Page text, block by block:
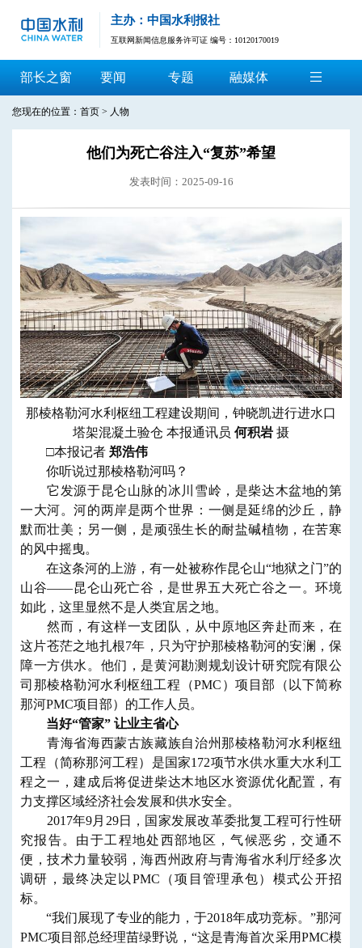
主办：中国水利报社
互联网新闻信息服务许可证 编号：10120170019
部长之窗 要闻 专题 融媒体
您现在的位置： 首页 > 人物
他们为死亡谷注入“复苏”希望
发表时间：2025-09-16
那棱格勒河水利枢纽工程建设期间，钟晓凯进行进水口
塔架混凝土验仓 本报通讯员 何积岩 摄
□本报记者 郑浩伟
你听说过那棱格勒河吗？
它发源于昆仑山脉的冰川雪岭，是柴达木盆地的第
一大河。河的两岸是两个世界：一侧是延绵的沙丘，静
默而壮美；另一侧，是顽强生长的耐盐碱植物，在苦寒
的风中摇曳。
在这条河的上游，有一处被称作昆仑山“地狱之门”的
山谷——昆仑山死亡谷，是世界五大死亡谷之一。环境
如此，这里显然不是人类宜居之地。
然而，有这样一支团队，从中原地区奔赴而来，在
这片苍茫之地扎根7年，只为守护那棱格勒河的安澜，保
障一方供水。他们，是黄河勘测规划设计研究院有限公
司那棱格勒河水利枢纽工程（PMC）项目部（以下简称
那河PMC项目部）的工作人员。
当好“管家” 让业主省心
青海省海西蒙古族藏族自治州那棱格勒河水利枢纽
工程（简称那河工程）是国家172项节水供水重大水利工
程之一，建成后将促进柴达木地区水资源优化配置，有
力支撑区域经济社会发展和供水安全。
2017年9月29日，国家发展改革委批复工程可行性研
究报告。由于工程地处西部地区，气候恶劣，交通不
便，技术力量较弱，海西州政府与青海省水利厅经多次
调研，最终决定以PMC（项目管理承包）模式公开招
标。
“我们展现了专业的能力，于2018年成功竞标。”那河
PMC项目部总经理苗绿野说，“这是青海首次采用PMC模